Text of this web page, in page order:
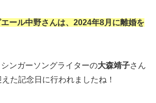
ール中野さんは、2024年8月に離婚を
ンガーソングライターの大森靖子さん
た記念日に行われましたね！